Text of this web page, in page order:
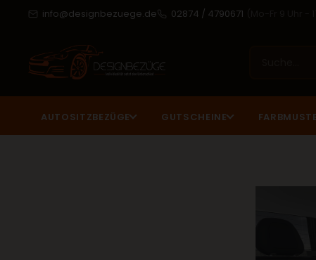
info@designbezuege.de 02874 / 4790671
AUTOSITZBEZÜGE GUTSCHEINE